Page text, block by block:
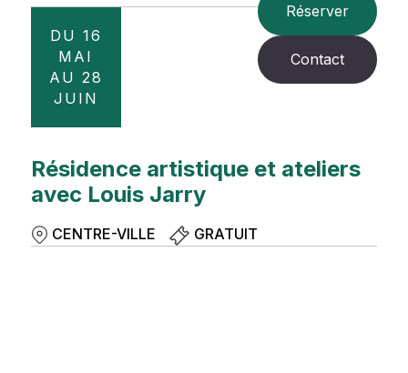
Réserver
Contact
DU 16
MAI
AU 28
JUIN
Résidence artistique et ateliers
avec Louis Jarry
CENTRE-VILLE GRATUIT